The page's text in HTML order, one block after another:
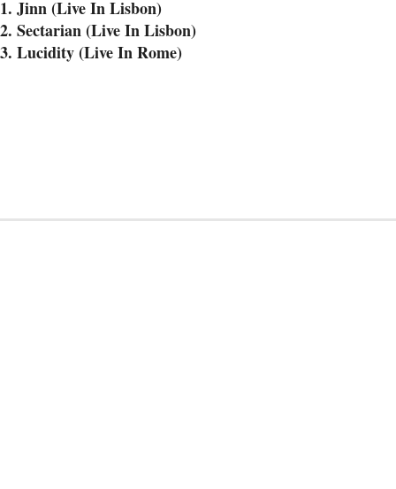
1. Jinn (Live In Lisbon)
2. Sectarian (Live In Lisbon)
3. Lucidity (Live In Rome)